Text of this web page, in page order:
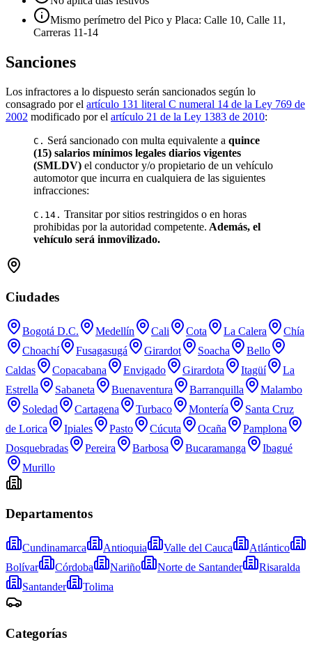
Mismo perímetro del Pico y Placa: Calle 10, Calle 11,
Carreras 11-14
Sanciones
Los infractores a lo dispuesto serán sancionados según lo
consagrado por el artículo 131 literal C numeral 14 de la Ley 769 de
2002 modificado por el artículo 21 de la Ley 1383 de 2010:
C. Será sancionado con multa equivalente a quince
(15) salarios mínimos legales diarios vigentes
(SMLDV) el conductor y/o propietario de un vehículo
automotor que incurra en cualquiera de las siguientes
infracciones:
C.14. Transitar por sitios restringidos o en horas
prohibidas por la autoridad competente. Además, el
vehículo será inmovilizado.
Ciudades
Bogotá D.C. Medellín Cali Cota La Calera
Chía
Choachí
Fusagasugá Girardot Soacha
Bello
Caldas
Copacabana Envigado Girardota Itagüí
La
Estrella
Sabaneta Buenaventura Barranquilla
Malambo
Soledad
Cartagena Turbaco Montería
Santa Cruz
de Lorica
Ipiales Pasto Cúcuta Ocaña
Pamplona
Dosquebradas
Pereira Barbosa Bucaramanga
Ibagué
Murillo
Departamentos
Cundinamarca Antioquia Valle del Cauca
Atlántico
Bolívar
Córdoba Nariño Norte de Santander
Risaralda
Santander
Tolima
Categorías